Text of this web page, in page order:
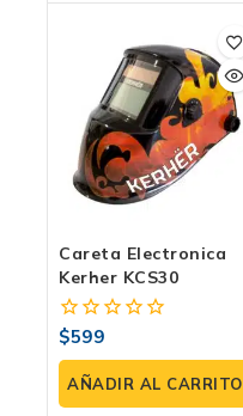
Careta Electronica
Kerher KCS30
0
fuera
de
5
$599
AÑADIR AL CARRITO